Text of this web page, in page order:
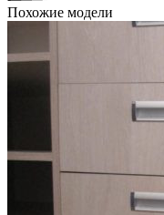
Похожие модели